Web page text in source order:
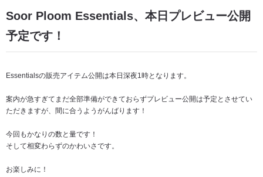
Soor Ploom Essentials、本日プレビュー公開
予定です！
Essentialsの販売アイテム公開は本日深夜1時となります。
案内が急すぎてまだ全部準備ができておらずプレビュー公開は予定とさせてい
ただきますが、間に合うようがんばります！
今回もかなりの数と量です！
そして相変わらずのかわいさです。
お楽しみに！